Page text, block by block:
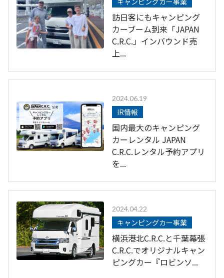
訪日客にもキャンピング
カーブーム到来「JAPAN
C.R.C.」インバウンド売
上...
2024.06.19
IR情報
国内最大のキャンピング
カーレンタル JAPAN
C.R.C.レンタル予約アプリ
を...
2024.04.22
キャンピングカー事業
横浜港北C.R.C.と千葉幕張
C.R.C.でオリジナルキャン
ピングカー『ロビンソ...